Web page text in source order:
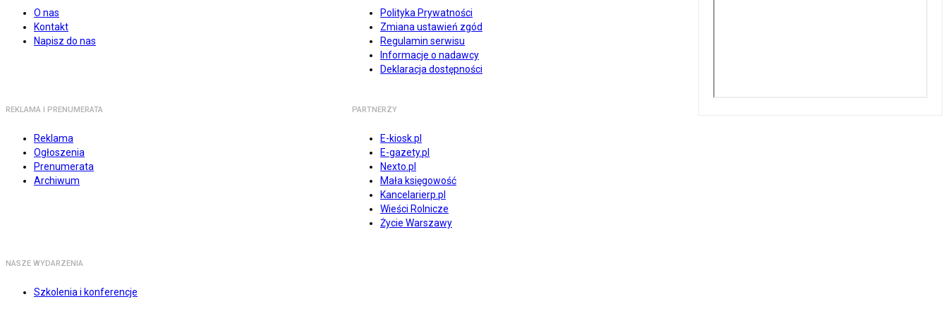
O nas
Kontakt
Napisz do nas
Polityka Prywatności
Zmiana ustawień zgód
Regulamin serwisu
Informacje o nadawcy
Deklaracja dostępności
REKLAMA I PRENUMERATA
Reklama
Ogłoszenia
Prenumerata
Archiwum
PARTNERZY
E-kiosk.pl
E-gazety.pl
Nexto.pl
Mała księgowość
Kancelarierp.pl
Wieści Rolnicze
Życie Warszawy
NASZE WYDARZENIA
Szkolenia i konferencje